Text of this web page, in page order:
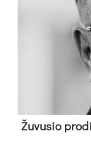
Žu­vu­sio